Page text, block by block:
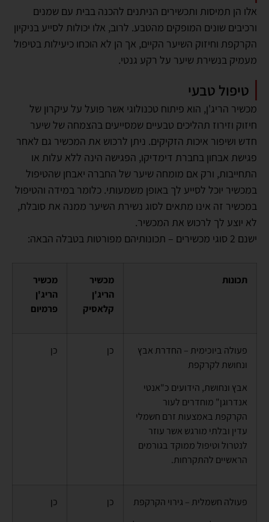
אלו הן תמיסות ותכשירים הניתנים להכנה בבית עם שמנים
ורכיבים שונים המופקים מהטבע. לרוב, אלו יכולות לסייע בניקיון
הקרקפת וחיזוק השיער הקיים, אך הן לא הוכחו כיעילות בטיפול
מעמיק בנשירת שיער על רקע גנטי.
טיפול טבעי
מכשיר הריג'ן, הוא פיתוח טכנולוגי אשר פועל על עיקרון של
חיזוק וזירוז תהליכים טבעיים שמסייעים בהצמחה של שיער
חדש ושיפור איכות הזקיקים. ניתן לרכוש את המכשיר גם לאחר
פגישת אבחון בחברת דימדיקו, הפגישה הינה ללא עלות או
התחייבות, ורק אם מומחה שיער של החברה יאבחן שהטיפול
במכשיר יוכל לסייע לך באופן משמעותי. כלומר במידה והטיפול
במכשיר זה אינו מתאים לסוג נשירת השיער ממנה את סובלת,
לא יוצע לך לרכוש את המכשיר.
ישנם 2 סוגי מכשירים – תכונותיהם מפורטות בטבלה הבאה:
תכונות
מכשיר
הריג'ן
קלאסיק
מכשיר
הריג'ן
פרמיום
פעולה ביוכימית – החדרת אבץ
ונחושת לקרקפת
אבץ ונחושת, הידועים כ"אנטי
אנדרוגן" מוחדרים לעור
הקרקפת באמצעות זרם חשמלי
עדין ובלתי מורגש אשר עוזר
לנטרול וטיפול ממוקד בגורמים
הראשיים להתקרחות.
כן כן
פעולה חשמלית – גירוי הקרקפת
כן כן